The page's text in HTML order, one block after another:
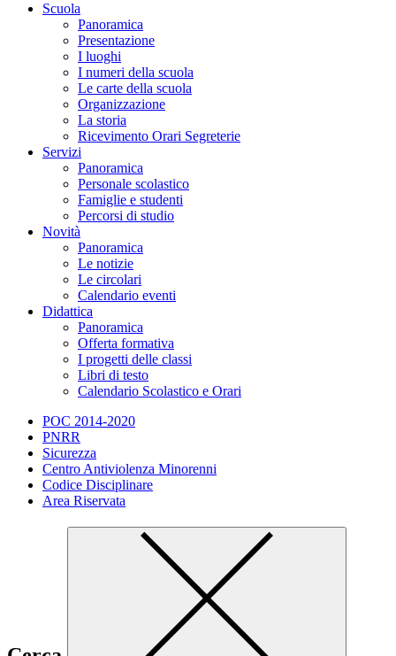
Scuola
Panoramica
Presentazione
I luoghi
I numeri della scuola
Le carte della scuola
Organizzazione
La storia
Ricevimento Orari Segreterie
Servizi
Panoramica
Personale scolastico
Famiglie e studenti
Percorsi di studio
Novità
Panoramica
Le notizie
Le circolari
Calendario eventi
Didattica
Panoramica
Offerta formativa
I progetti delle classi
Libri di testo
Calendario Scolastico e Orari
POC 2014-2020
PNRR
Sicurezza
Centro Antiviolenza Minorenni
Codice Disciplinare
Area Riservata